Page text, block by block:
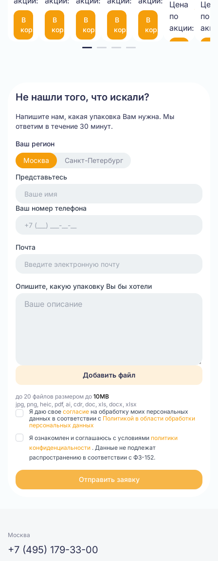
В
корзину
В
корзину
75
(300*200мм)
В
корзину
В
корзину
фиксатором
35
см
В
корзину
Цена
по
акции:
9,00
шт.
по
Не нашли того, что искали?
Напишите нам, какая упаковка Вам нужна. Мы
ответим в течение 30 минут.
Ваш регион
Москва
Санкт-Петербург
Представьтесь
Ваш номер телефона
Почта
Опишите, какую упаковку Вы бы хотели
Добавить файл
до 20 файлов размером до 10MB
jpg, png, heic, pdf, ai, cdr, doc, xls, docx, xlsx
Я даю свое согласие на обработку моих персональных
данных в соответствии с Политикой в области обработки
персональных данных
Я ознакомлен и соглашаюсь с условиями политики
конфиденциальности . Данные не подлежат
распространению в соответствии с ФЗ-152.
Отправить заявку
Москва
+7 (495) 179-33-00